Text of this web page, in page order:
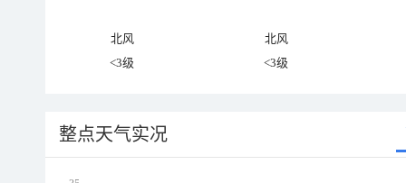
北风
北风
<3级
<3级
整点天气实况